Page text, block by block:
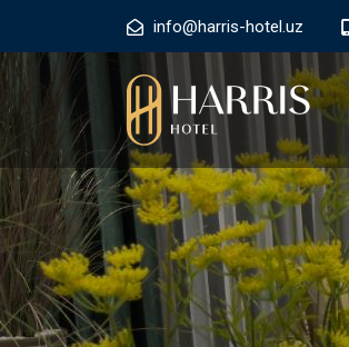
info@harris-hotel.uz